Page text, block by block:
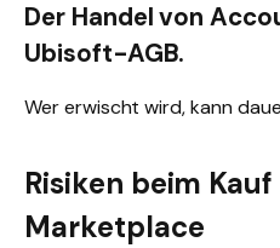
Der Handel von
Ubisoft-AGB.
Wer erwischt wird, kann
Risiken beim
Marketplace